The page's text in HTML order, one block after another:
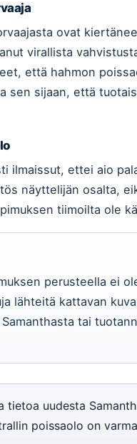
ovat
virallista
että hahmon
sen sijaan, että
ilmaissut, ettei aio
näyttelijän osalta,
tiimoilta ole
perusteella ei
lähteitä kattavan
tai
tietoa uudesta
poissaolo on